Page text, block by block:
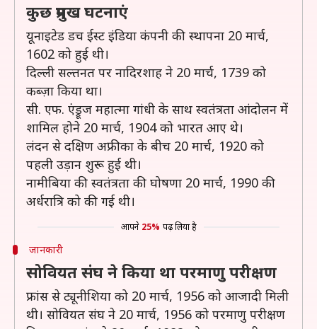
कुछ प्रमुख घटनाएं
यूनाइटेड डच ईस्ट इंडिया कंपनी की स्थापना 20 मार्च,
1602 को हुई थी।
दिल्ली सल्तनत पर नादिरशाह ने 20 मार्च, 1739 को
कब्ज़ा किया था।
सी. एफ. एंड्रूज महात्मा गांधी के साथ स्वतंत्रता आंदोलन में
शामिल होने 20 मार्च, 1904 को भारत आए थे।
लंदन से दक्षिण अफ्रीका के बीच 20 मार्च, 1920 को
पहली उड़ान शुरू हुई थी।
नामीबिया की स्वतंत्रता की घोषणा 20 मार्च, 1990 की
अर्धरात्रि को की गई थी।
आपने 25% पढ़ लिया है
जानकारी
सोवियत संघ ने किया था परमाणु परीक्षण
फ्रांस से ट्यूनीशिया को 20 मार्च, 1956 को आजादी मिली
थी। सोवियत संघ ने 20 मार्च, 1956 को परमाणु परीक्षण